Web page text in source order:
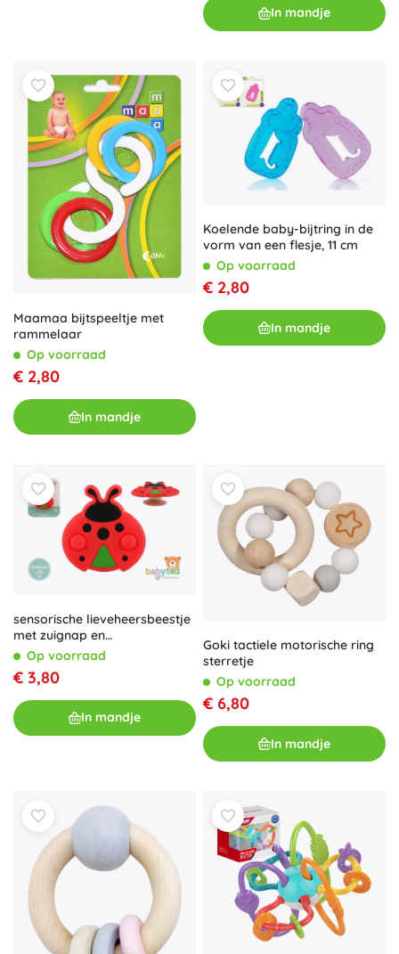
In mandje
Maamaa bijtspeeltje met
rammelaar
Op voorraad
€ 2,80
In mandje
Koelende baby-bijtring in de
vorm van een flesje, 11 cm
Op voorraad
€ 2,80
In mandje
sensorische lieveheersbeestje
met zuignap en
draaimechanisme 8 × 8 cm
Op voorraad
€ 3,80
In mandje
Goki tactiele motorische ring
sterretje
Op voorraad
€ 6,80
In mandje